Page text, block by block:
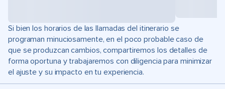
Si bien los horarios de las llamadas del itinerario se
programan minuciosamente, en el poco probable caso de
que se produzcan cambios, compartiremos los detalles de
forma oportuna y trabajaremos con diligencia para minimizar
el ajuste y su impacto en tu experiencia.